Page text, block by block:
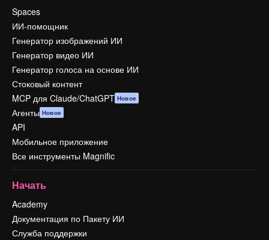
Spaces
ИИ-помощник
Генератор изображений ИИ
Генератор видео ИИ
Генератор голоса на основе ИИ
Стоковый контент
MCP для Claude/ChatGPT Новое
Агенты Новое
API
Мобильное приложение
Все инструменты Magnific
Начать
Academy
Документация по Пакету ИИ
Служба поддержки